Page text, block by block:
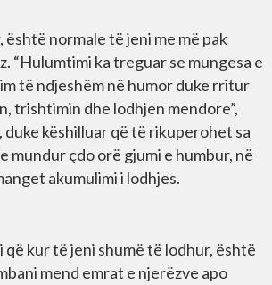
është normale të jeni me më pak
“Hulumtimi ka treguar se mungesa e
të ndjeshëm në humor duke rritur
trishtimin dhe lodhjen mendore”,
këshilluar që të rikuperohet sa
mundur çdo orë gjumi e humbur, në
akumulimi i lodhjes.
që kur të jeni shumë të lodhur, është
mend emrat e njerëzve apo